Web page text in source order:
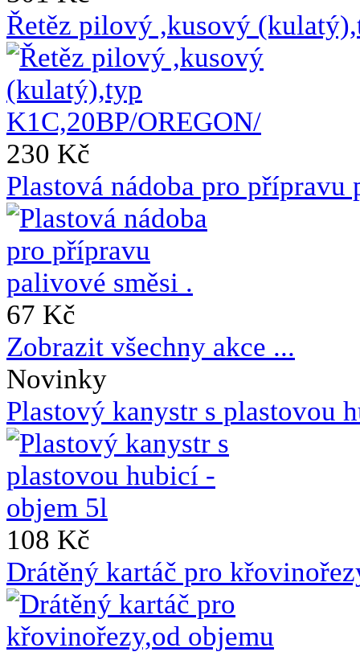
Řetěz pilový ,kusový
230 Kč
Plastová nádoba pro přípravu
67 Kč
Zobrazit všechny akce ...
Novinky
Plastový kanystr s plastovou
108 Kč
Drátěný kartáč pro